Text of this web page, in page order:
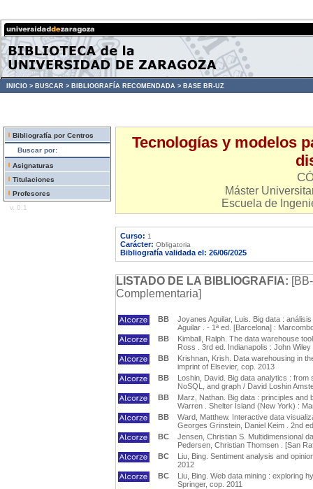
INICIO > BUSCAR > BIBLIOGRAFÍA RECOMENDADA > BASE BR-UZ
Bibliografía por Centros
Buscar por:
Asignaturas
Titulaciones
Profesores
v. 0.1
Tecnologías y modelos
Máster
Escuela de
Curso: 1
Carácter: Obligatoria
Bibliografía validada el: 26/06/2025
LISTADO DE LA BIBLIOGRAFIA:
Complementaria]
BB
Joyanes Aguilar, Luis. Big data :
Aguilar . - 1ª ed. [Barcelona] :
BB
Kimball, Ralph. The data warehouse
Ross . 3rd ed. Indianapolis : John
BB
Krishnan, Krish. Data warehousing in
imprint of Elsevier, cop. 2013
BB
Loshin, David. Big data analytics :
NoSQL, and graph / David Loshin
BB
Marz, Nathan. Big data : principles
Warren . Shelter Island (New York) :
BB
Ward, Matthew. Interactive data
Georges Grinstein, Daniel Keim . 2nd
BC
Jensen, Christian S. Multidimensional
Pedersen, Christian Thomsen . [San
BC
Liu, Bing. Sentiment analysis and
2012
BC
Liu, Bing. Web data mining : exploring
Springer, cop. 2011